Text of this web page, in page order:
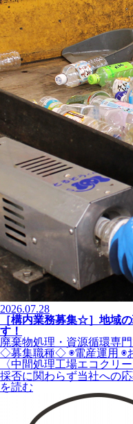
2026.07.28
［構内業務募集☆］地域
す！
廃棄物処理・資源循環専
◇募集職種◇ ◉電産運用 ◉
〈中間処理工場エコクリ
採否に関わらず当社への
を読む